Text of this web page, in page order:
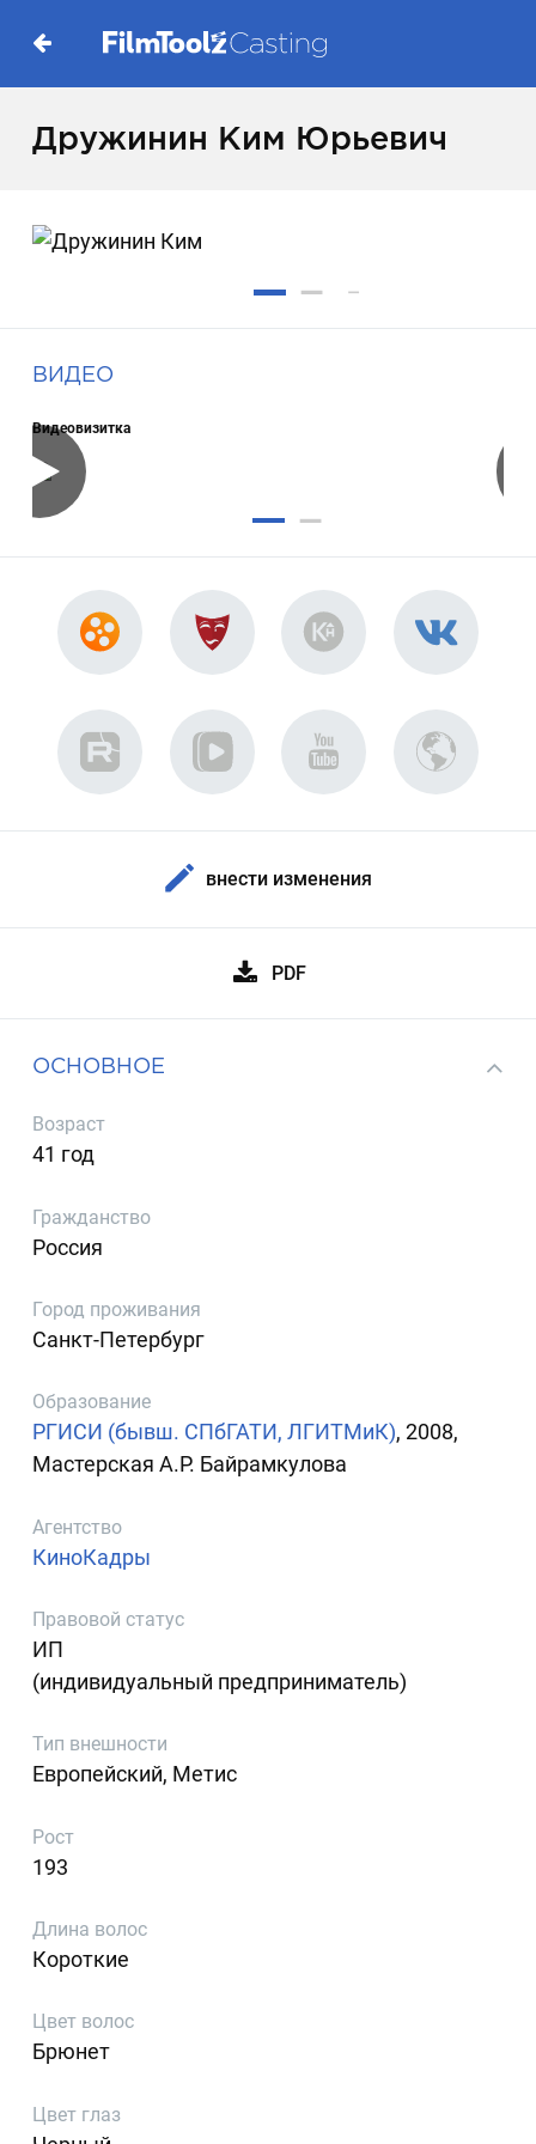
Дружинин Ким Юрьевич
ВИДЕО
Видеовизитка
внести изменения
PDF
ОСНОВНОЕ
Возраст
41 год
Гражданство
Россия
Город проживания
Санкт-Петербург
Образование
РГИСИ (бывш. СПбГАТИ, ЛГИТМиК), 2008,
Мастерская А.Р. Байрамкулова
Агентство
КиноКадры
Правовой статус
ИП
(индивидуальный предприниматель)
Тип внешности
Европейский, Метис
Рост
193
Длина волос
Короткие
Цвет волос
Брюнет
Цвет глаз